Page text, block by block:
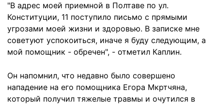
"В адрес моей приемной в Полтаве по ул.
Конституции, 11 поступило письмо с прямыми
угрозами моей жизни и здоровью. В записке мне
советуют успокоиться, иначе я буду следующим, а
мой помощник - обречен", - отметил Каплин.
Он напомнил, что недавно было совершено
нападение на его помощника Егора Мкртчяна,
который получил тяжелые травмы и очутился в